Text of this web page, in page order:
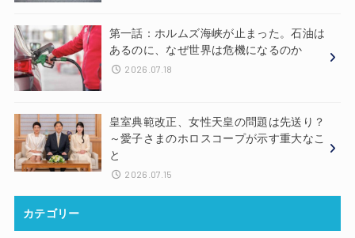
第一話：ホルムズ海峡が止まった。石油は
あるのに、なぜ世界は危機になるのか
2026.07.18
皇室典範改正、女性天皇の問題は先送り？
～愛子さまのホロスコープが示す重大なこ
と
2026.07.15
カテゴリー